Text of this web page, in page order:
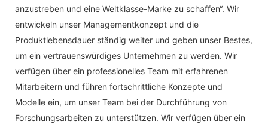
anzustreben und eine Weltklasse-Marke zu schaffen“. Wir
entwickeln unser Managementkonzept und die
Produktlebensdauer ständig weiter und geben unser Bestes,
um ein vertrauenswürdiges Unternehmen zu werden. Wir
verfügen über ein professionelles Team mit erfahrenen
Mitarbeitern und führen fortschrittliche Konzepte und
Modelle ein, um unser Team bei der Durchführung von
Forschungsarbeiten zu unterstützen. Wir verfügen über ein